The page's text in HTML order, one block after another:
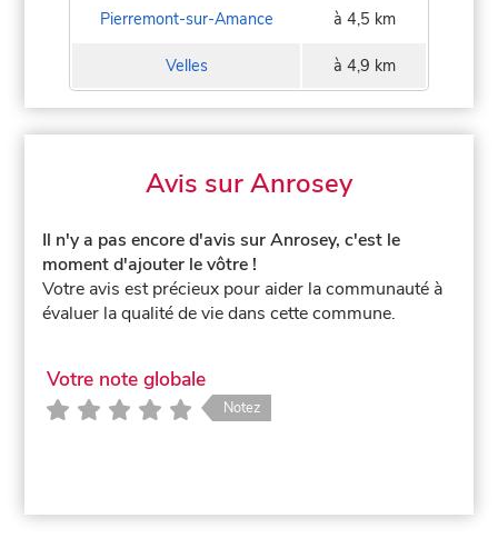
Pierremont-sur-Amance à 4,5 km
Velles à 4,9 km
Avis sur Anrosey
Il n'y a pas encore d'avis sur Anrosey, c'est le
moment d'ajouter le vôtre !
Votre avis est précieux pour aider la communauté à
évaluer la qualité de vie dans cette commune.
Votre note globale
Notez